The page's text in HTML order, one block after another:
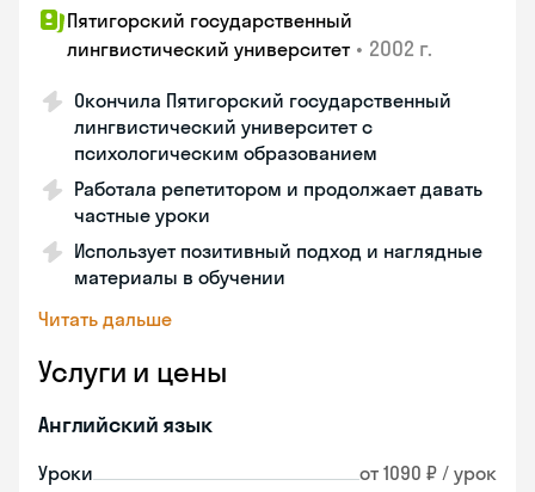
Пятигорский государственный
лингвистический университет • 2002 г.
Окончила Пятигорский государственный
лингвистический университет с
психологическим образованием
Работала репетитором и продолжает давать
частные уроки
Использует позитивный подход и наглядные
материалы в обучении
Читать дальше
Услуги и цены
Английский язык
Уроки от 1090 ₽ / урок